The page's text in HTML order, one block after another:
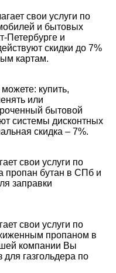
свои услуги по
и бытовых
Петербурге и
скидки до 7%
картам.
купить,
или
бытовой
системы дисконтных
скидка – 7%.
свои услуги по
пропан бутан в СПб и
заправки
свои услуги по
пропаном в
компании Вы
для газгольдера по